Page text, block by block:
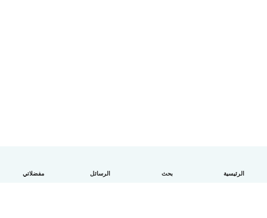
الرئيسية بحث الرسائل مفضلاتي